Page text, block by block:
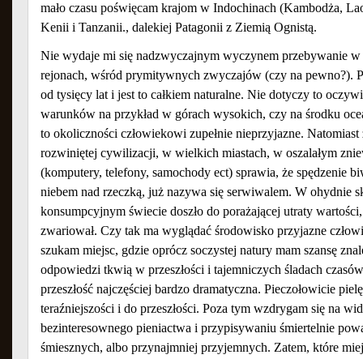
mało czasu poświęcam krajom w Indochinach (Kambodża,
Kenii i Tanzanii., dalekiej Patagonii z Ziemią Ognistą.
Nie wydaje mi się nadzwyczajnym wyczynem przebywanie
rejonach, wśród prymitywnych zwyczajów (czy na pewno?).
od tysięcy lat i jest to całkiem naturalne. Nie dotyczy to
warunków na przykład w górach wysokich, czy na środku
to okoliczności człowiekowi zupełnie nieprzyjazne.
rozwiniętej cywilizacji, w wielkich miastach, w oszalałym
(komputery, telefony, samochody ect) sprawia, że spędzenie
niebem nad rzeczką, już nazywa się serwiwalem. W ohydnie
konsumpcyjnym świecie doszło do porażającej utraty
zwariował. Czy tak ma wyglądać środowisko przyjazne
szukam miejsc, gdzie oprócz soczystej natury mam szansę
odpowiedzi tkwią w przeszłości i tajemniczych śladach
przeszłość najczęściej bardzo dramatyczna. Pieczołowicie
teraźniejszości i do przeszłości. Poza tym wzdrygam się na
bezinteresownego pieniactwa i przypisywaniu śmiertelnie
śmiesznych, albo przynajmniej przyjemnych. Zatem, które